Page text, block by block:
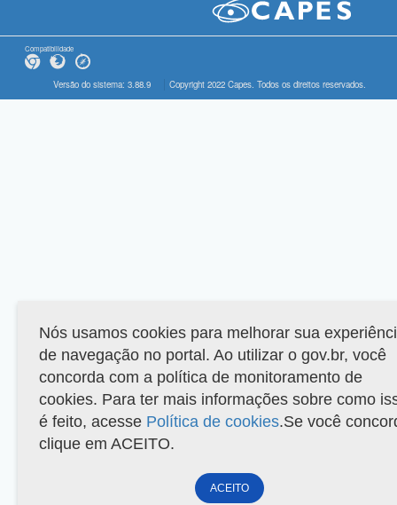
Compatibilidade
Versão do sistema: 3.88.9 Copyright 2022 Capes. Todos os direitos reservados.
Nós usamos cookies para melhorar sua
de navegação no portal. Ao utilizar o gov.br, você
concorda com a política de monitoramento de
cookies. Para ter mais informações sobre como
é feito, acesse Política de cookies.Se você
clique em ACEITO.
ACEITO